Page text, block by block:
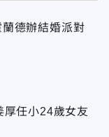
蘭德辦結婚派對
厚任小24歲女友